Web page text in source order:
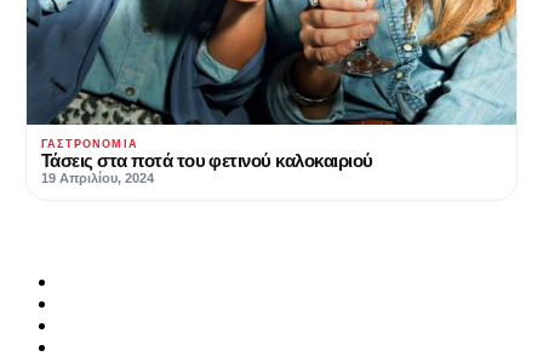
ΓΑΣΤΡΟΝΟΜΊΑ
Τάσεις στα ποτά του φετινού καλοκαιριού
19 Απριλίου, 2024